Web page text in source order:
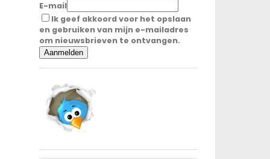
E-mail
Ik geef akkoord voor het opslaan
en gebruiken van mijn e-mailadres
om nieuwsbrieven te ontvangen.